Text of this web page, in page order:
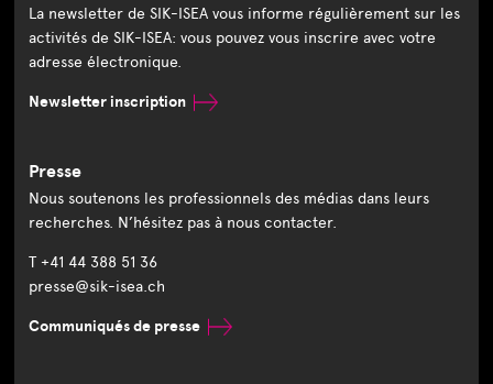
La newsletter de SIK-ISEA vous informe régulièrement sur les
activités de SIK-ISEA: vous pouvez vous inscrire avec votre
adresse électronique.
Newsletter inscription
Presse
Nous soutenons les professionnels des médias dans leurs
recherches. N’hésitez pas à nous contacter.
T +41 44 388 51 36
presse@sik-isea.ch
Communiqués de presse